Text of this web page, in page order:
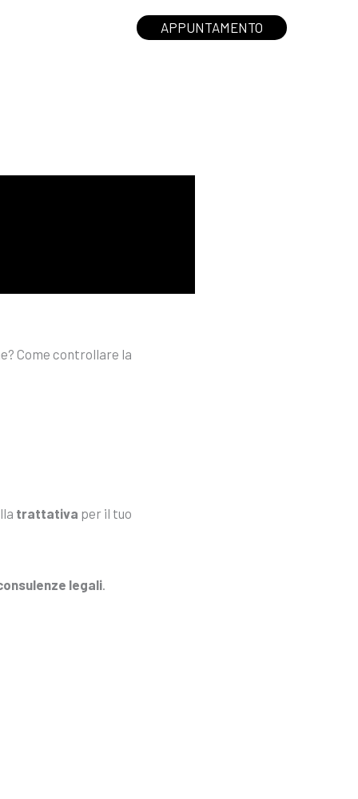
APPUNTAMENTO
Come controllare la
trattativa per il tuo
legali